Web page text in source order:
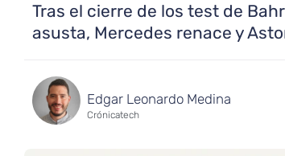
Tras el cierre de los test de
asusta, Mercedes renace y
Edgar Leonardo Medina
Crónicatech